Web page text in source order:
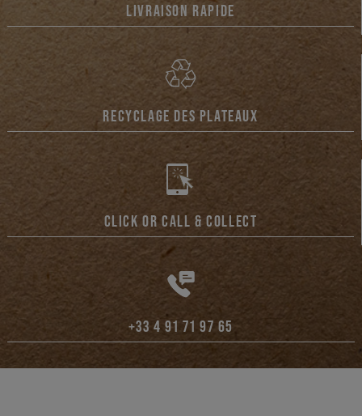
LIVRAISON RAPIDE
RECYCLAGE DES PLATEAUX
CLICK OR CALL & COLLECT
+33 4 91 71 97 65